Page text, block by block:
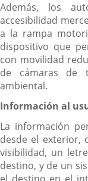
Además, los
accesibilidad
a la rampa
dispositivo que
con movilidad
de cámaras de
ambiental.
Información al
La información
desde el exterior,
visibilidad, un
destino, y de un